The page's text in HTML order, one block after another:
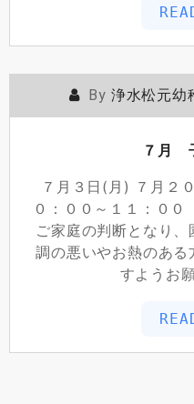
By 浄水松元幼
７月
７月３日(月) ７月２
０：００～１１：０
ご家庭の判断となり
調の悪いやお熱のある
すようお